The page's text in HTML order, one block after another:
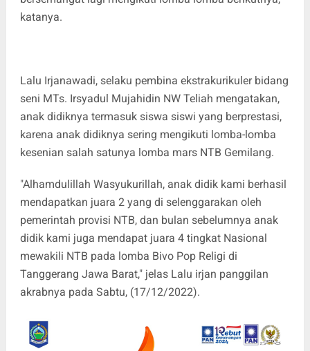
katanya.
Lalu Irjanawadi, selaku pembina ekstrakurikuler bidang
seni MTs. Irsyadul Mujahidin NW Teliah mengatakan,
anak didiknya termasuk siswa siswi yang berprestasi,
karena anak didiknya sering mengikuti lomba-lomba
kesenian salah satunya lomba mars NTB Gemilang.
"Alhamdulillah Wasyukurillah, anak didik kami berhasil
mendapatkan juara 2 yang di selenggarakan oleh
pemerintah provisi NTB, dan bulan sebelumnya anak
didik kami juga mendapat juara 4 tingkat Nasional
mewakili NTB pada lomba Bivo Pop Religi di
Tanggerang Jawa Barat," jelas Lalu irjan panggilan
akrabnya pada Sabtu, (17/12/2022).